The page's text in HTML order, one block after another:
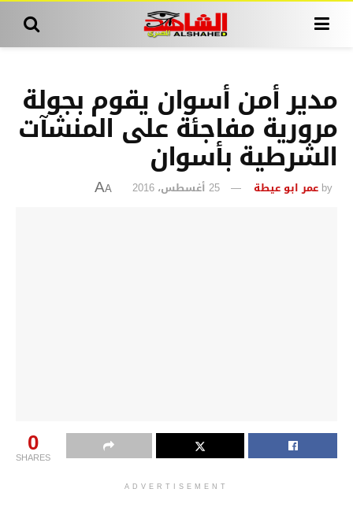
مدير أمن أسوان يقوم بجولة
مرورية مفاجئة على المنشآت
الشرطية بأسوان
by عمر ابو عيطة 25 أغسطس، 2016 A
A
0
SHARES
ADVERTISEMENT